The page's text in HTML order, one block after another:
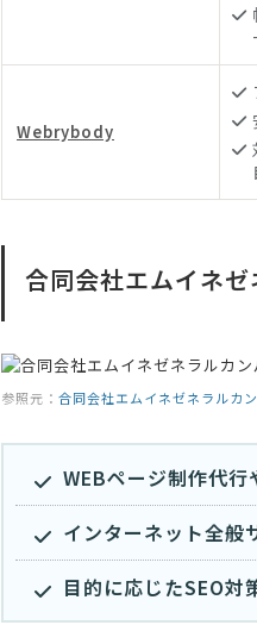
Webrybody
合同会社エムイネ
参照元： 合同会社エムイネゼネラルカ
WEBページ制作代
インターネット全般
目的に応じたSEO対